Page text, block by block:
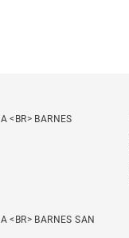
<BR> BARNES
<BR> BARNES SAN